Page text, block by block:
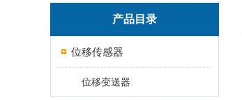
产品目录
位移传感器
位移变送器